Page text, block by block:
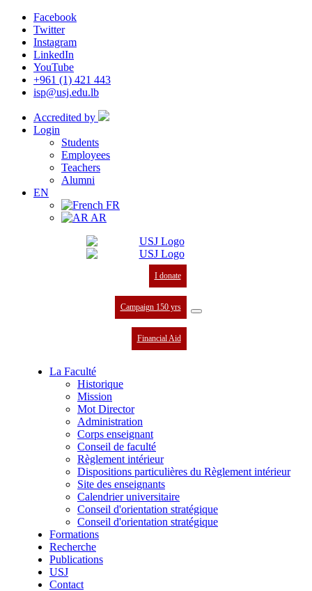
Facebook
Twitter
Instagram
LinkedIn
YouTube
+961 (1) 421 443
isp@usj.edu.lb
Accredited by
Login
Students
Employees
Teachers
Alumni
EN
FR
AR
I donate
Campaign 150 yrs
Financial Aid
La Faculté
Historique
Mission
Mot Director
Administration
Corps enseignant
Conseil de faculté
Règlement intérieur
Dispositions particulières du Règlement intérieur
Site des enseignants
Calendrier universitaire
Conseil d'orientation stratégique
Conseil d'orientation stratégique
Formations
Recherche
Publications
USJ
Contact